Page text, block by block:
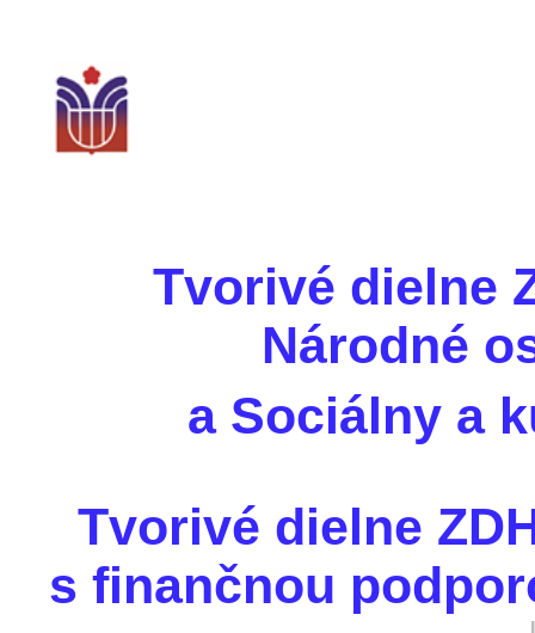
Tvorivé dielne
Národné
a Sociálny a
Tvorivé dielne
s finančnou